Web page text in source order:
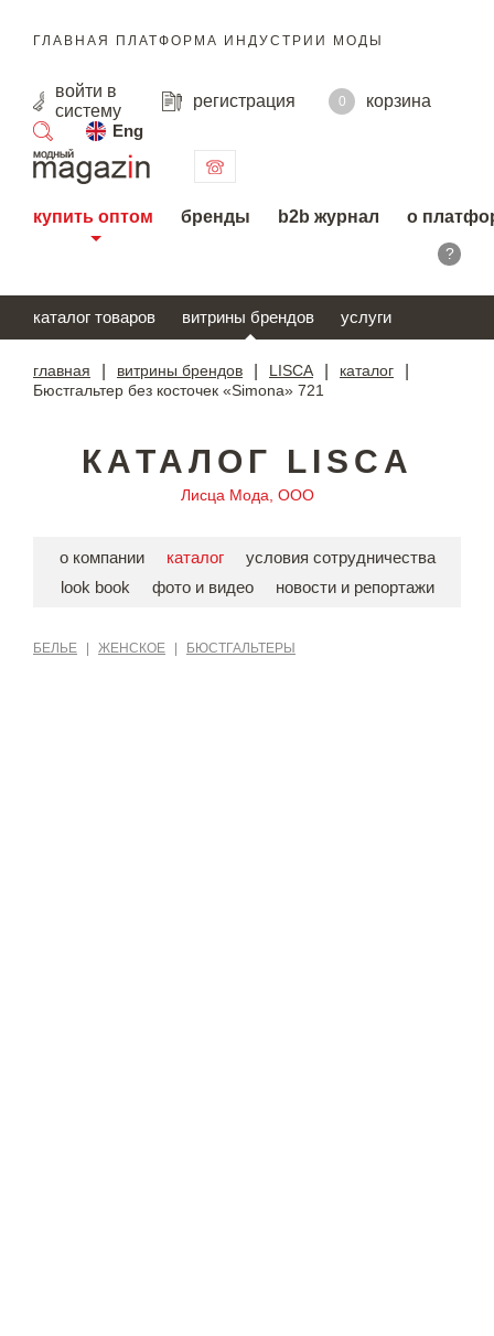
ГЛАВНАЯ ПЛАТФОРМА ИНДУСТРИИ МОДЫ
войти в
систему
регистрация 0
корзина
Eng
поиск
купить оптом бренды b2b журнал о
?
каталог товаров витрины брендов услуги
главная витрины брендов LISCA каталог
Бюстгальтер без косточек «Simona» 721
КАТАЛОГ LISCA
Лисца Мода, ООО
о компании каталог
условия сотрудничества
look book
фото и видео новости и репортажи
БЕЛЬЕ ЖЕНСКОЕ БЮСТГАЛЬТЕРЫ